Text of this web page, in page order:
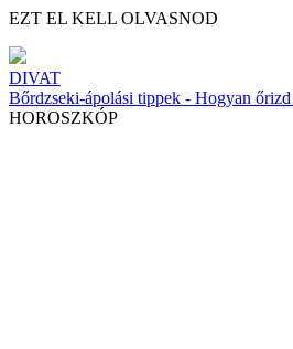
EZT EL KELL OLVASNOD
DIVAT
Bőrdzseki-ápolási tippek - Hogyan őrizd
HOROSZKÓP